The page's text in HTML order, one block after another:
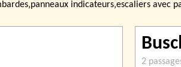
indicateurs‚escaliers avec
2